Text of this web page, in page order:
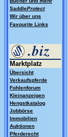
SaddleProtect
Wir über uns
Favourite Links
Marktplatz
Übersicht
Verkaufspferde
Fohlenforum
Kleinanzeigen
Hengstkatalog
Jobbörse
Immobilien
Auktionen
Pferderecht